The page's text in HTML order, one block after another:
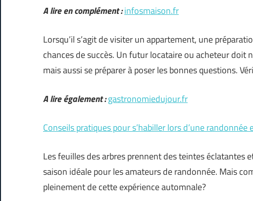
A lire en complément :infosmaison.fr
Lorsqu’il s’agit de visiter un appartement, une
chances de succès. Un futur locataire ou acheteur doit
mais aussi se préparer à poser les bonnes questions.
A lire également :gastronomiedujour.fr
Conseils pratiques pour s’habiller lors d’une randonnée
Les feuilles des arbres prennent des teintes éclatantes
saison idéale pour les amateurs de randonnée. Mais
pleinement de cette expérience automnale?